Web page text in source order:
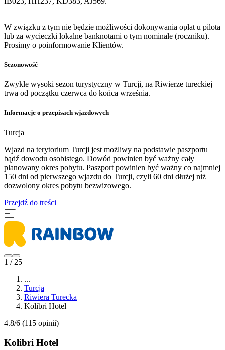
W związku z tym nie będzie możliwości dokonywania opłat u pilota
lub za wycieczki lokalne banknotami o tym nominale (roczniku).
Prosimy o poinformowanie Klientów.
Sezonowość
Zwykle wysoki sezon turystyczny w Turcji, na Riwierze tureckiej
trwa od początku czerwca do końca września.
Informacje o przepisach wjazdowych
Turcja
Wjazd na terytorium Turcji jest możliwy na podstawie paszportu
bądź dowodu osobistego. Dowód powinien być ważny cały
planowany okres pobytu. Paszport powinien być ważny co najmniej
150 dni od pierwszego wjazdu do Turcji, czyli 60 dni dłużej niż
dozwolony okres pobytu bezwizowego.
Przejdź do treści
1 / 25
...
Turcja
Riwiera Turecka
Kolibri Hotel
4.8/6 (115 opinii)
Kolibri Hotel